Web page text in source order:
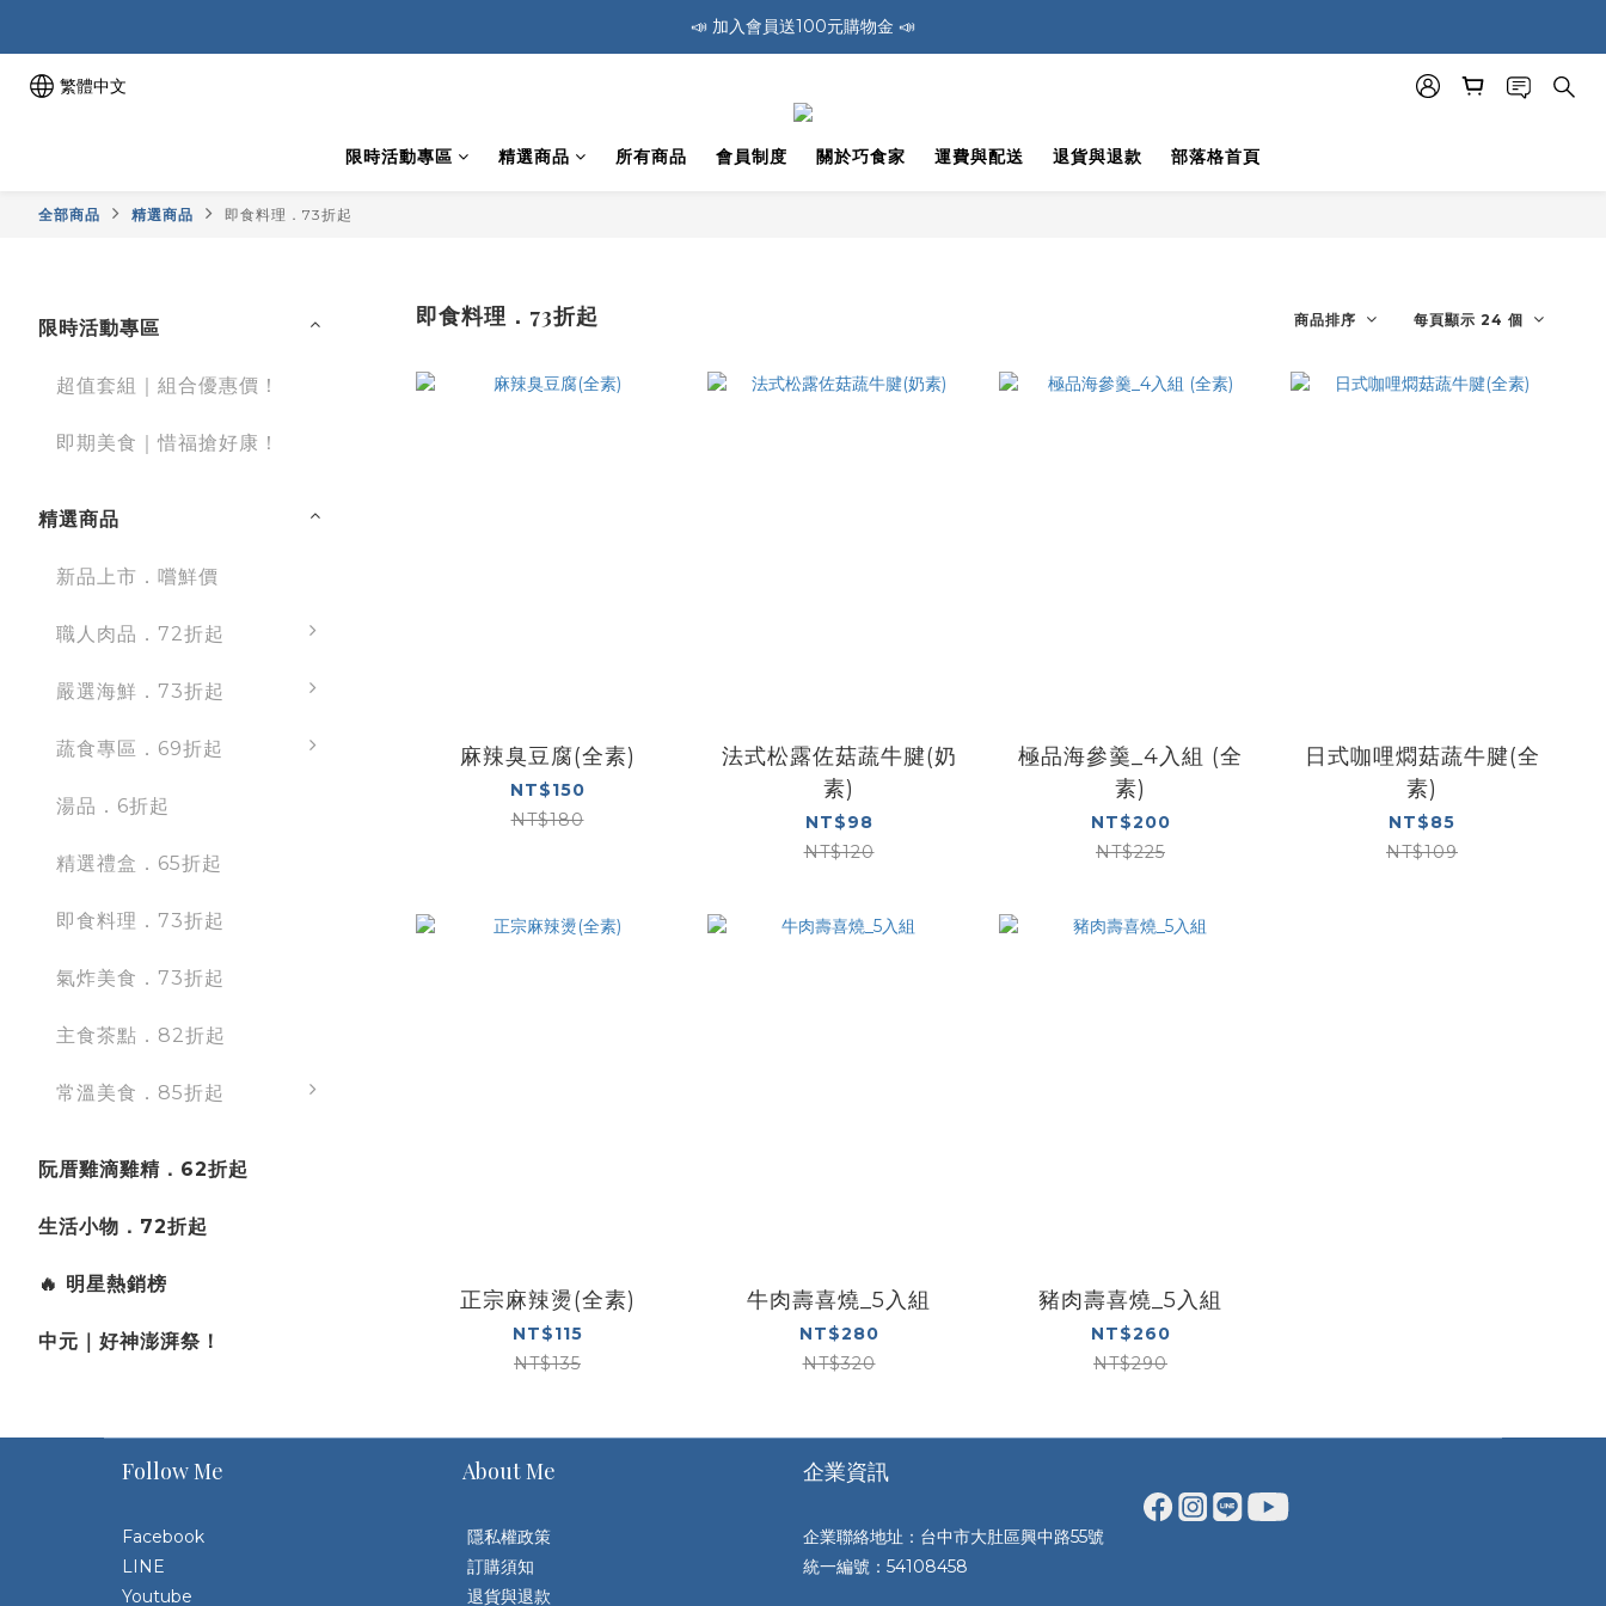
🚛 全館消費滿1200免運費 🚛
📣 加入會員送100元購物金 📣
繁體中文
限時活動專區 精選商品 所有商品 會員制度 關於巧食家 運費與配送 退貨與退款 部落格首頁
全部商品 精選商品 即食料理．73折起
限時活動專區
超值套組｜組合優惠價！
即期美食｜惜福搶好康！
精選商品
新品上市．嚐鮮價
職人肉品．72折起
嚴選海鮮．73折起
蔬食專區．69折起
湯品．6折起
精選禮盒．65折起
即食料理．73折起
氣炸美食．73折起
主食茶點．82折起
常溫美食．85折起
阮厝雞滴雞精．62折起
生活小物．72折起
🔥 明星熱銷榜
中元｜好神澎湃祭！
即食料理．73折起 商品排序 每頁顯示 24 個
麻辣臭豆腐(全素)
NT$150
NT$180
法式松露佐菇蔬牛腱(奶
素)
NT$98
NT$120
極品海參羹_4入組 (全
素)
NT$200
NT$225
日式咖哩燜菇蔬牛腱(全
素)
NT$85
NT$109
正宗麻辣燙(全素)
NT$115
NT$135
牛肉壽喜燒_5入組
NT$280
NT$320
豬肉壽喜燒_5入組
NT$260
NT$290
Follow Me
Facebook
LINE
Youtube
About Me
隱私權政策
訂購須知
退貨與退款
企業資訊
企業聯絡地址：台中市大肚區興中路55號
統一編號：54108458